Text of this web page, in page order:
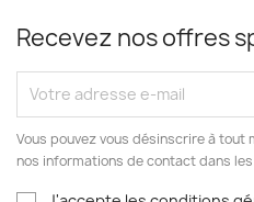
Recevez nos offres
Vous pouvez vous désinscrire à tout
nos informations de contact dans